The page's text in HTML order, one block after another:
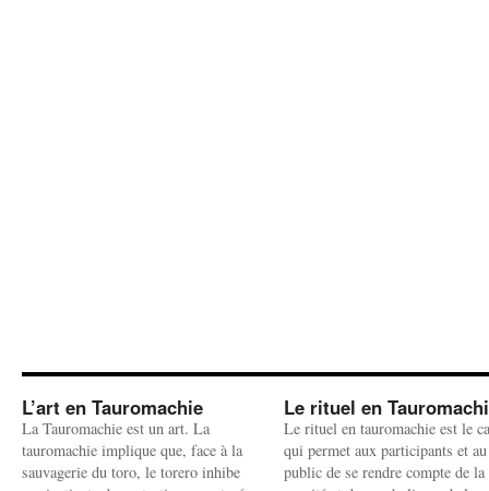
L’art en Tauromachie
La Tauromachie est un art. La
tauromachie implique que, face à la
sauvagerie du toro, le torero inhibe
Le rituel en
Le rituel en tauromachie est le
qui permet aux participants et au
public de se rendre compte de la